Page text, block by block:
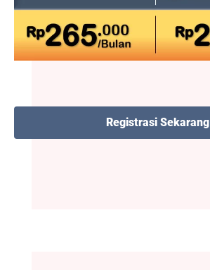
Registrasi Sekarang